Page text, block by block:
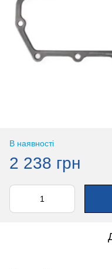
В наявності
2 238 грн